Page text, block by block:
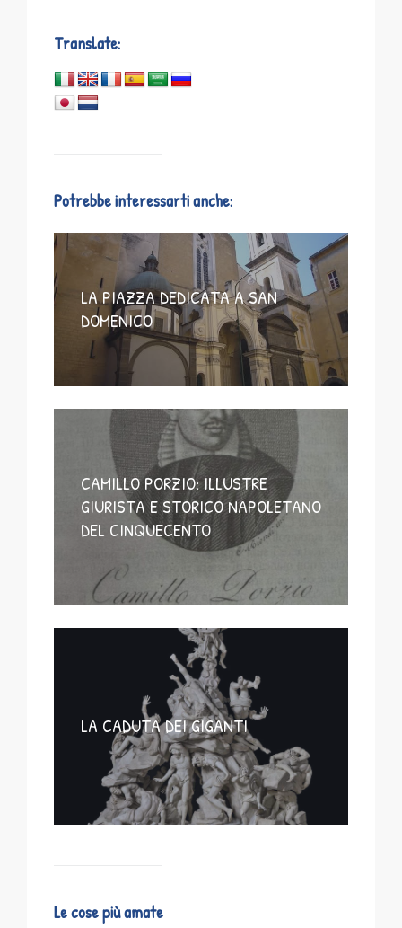
Translate:
Potrebbe interessarti anche:
LA PIAZZA DEDICATA A SAN
DOMENICO
CAMILLO PORZIO: ILLUSTRE
GIURISTA E STORICO NAPOLETANO
DEL CINQUECENTO
LA CADUTA DEI GIGANTI
Le cose più amate